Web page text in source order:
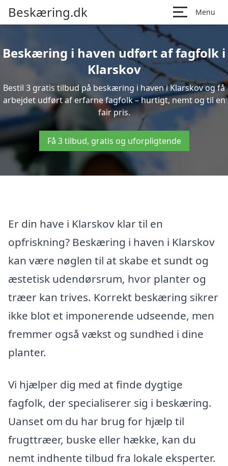
Beskæring.dk Menu
Beskæring i haven udført af fagfolk i
Klarskov
Bestil 3 gratis tilbud på beskæring i haven i Klarskov og få
arbejdet udført af erfarne fagfolk – hurtigt, nemt og til en
fair pris.
Få 3 tilbud, gratis og uforpligtende
Er din have i Klarskov klar til en
opfriskning? Beskæring i haven i Klarskov
kan være nøglen til at skabe et sundt og
æstetisk udendørsrum, hvor planter og
træer kan trives. Korrekt beskæring sikrer
ikke blot et imponerende udseende, men
fremmer også vækst og sundhed i dine
planter.
Vi hjælper dig med at finde dygtige
fagfolk, der specialiserer sig i beskæring.
Uanset om du har brug for hjælp til
frugttræer, buske eller hække, kan du
nemt indhente tilbud fra lokale eksperter.